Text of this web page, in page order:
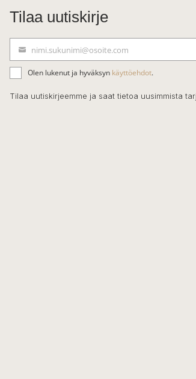
Tilaa uutiskirje
ä
h
k
nimi.sukunimi@osoite.com
Olen lukenut ja hyväksyn käyttöehdot.
Tilaa uutiskirjeemme ja saat tietoa uusimmista